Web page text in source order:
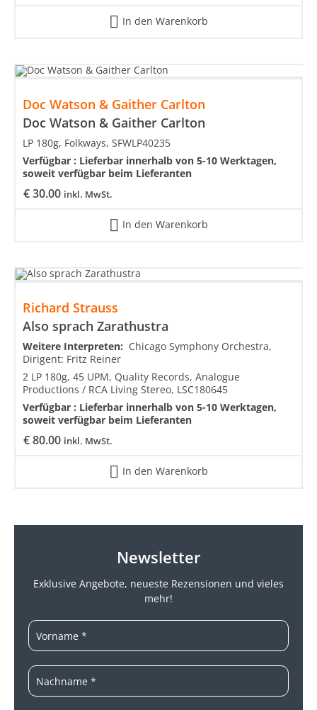
In den Warenkorb
Doc Watson & Gaither Carlton
Doc Watson & Gaither Carlton
€30.00 inkl. MwSt.
LP 180g, Folkways, SFWLP40235
Verfügbar : Lieferbar innerhalb von 5-10 Werktagen,
soweit verfügbar beim Lieferanten
In den Warenkorb
Richard Strauss
Also sprach Zarathustra
€80.00 inkl. MwSt.
Weitere Interpreten: Chicago Symphony Orchestra,
Dirigent: Fritz Reiner
2 LP 180g, 45 UPM, Quality Records, Analogue
Productions / RCA Living Stereo, LSC180645
Verfügbar : Lieferbar innerhalb von 5-10 Werktagen,
soweit verfügbar beim Lieferanten
In den Warenkorb
Newsletter
Exklusive Angebote, neueste Rezensionen und vieles
mehr!